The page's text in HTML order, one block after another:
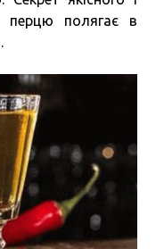
перцю полягає в